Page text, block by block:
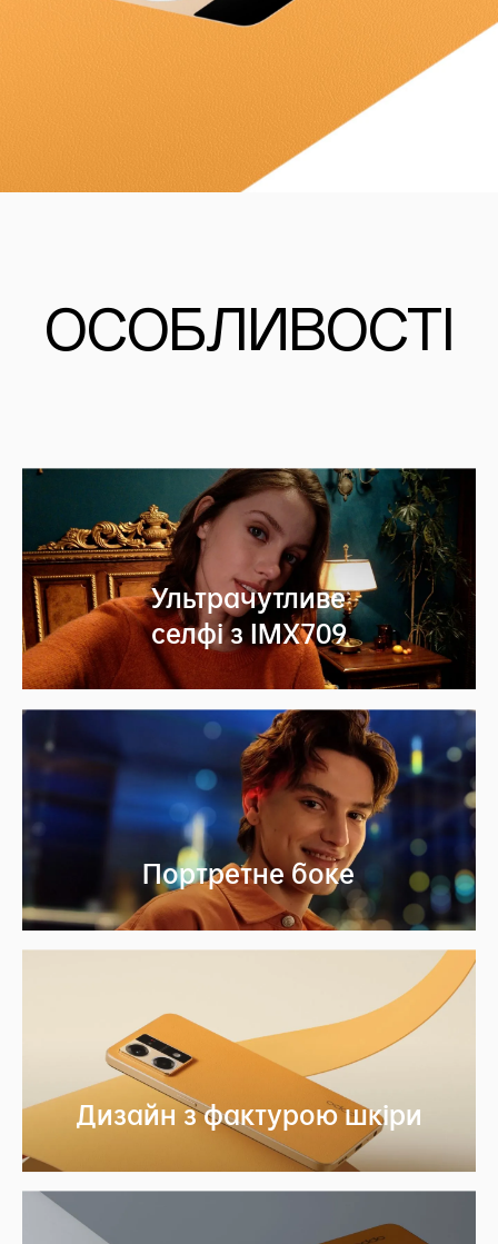
ОСОБЛИВОСТІ
Ультрачутливе
селфі з IMX709
Портретне боке
Дизайн з фактуроюшкіри